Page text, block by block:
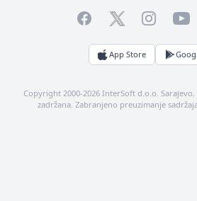
FacebookTwitterInstagram
App Store
Copyright 2000-2026 InterSoft d.o.o. Sarajevo.
zadržana. Zabranjeno preuzimanje